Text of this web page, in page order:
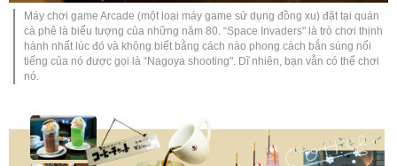
Máy chơi game Arcade (một loại máy game sử dụng đồng xu) đặt tại quán
cà phê là biểu tượng của những năm 80. “Space Invaders" là trò chơi thịnh
hành nhất lúc đó và không biết bằng cách nào phong cách bắn súng nổi
tiếng của nó được gọi là “Nagoya shooting". Dĩ nhiên, bạn vẫn có thể chơi
nó.